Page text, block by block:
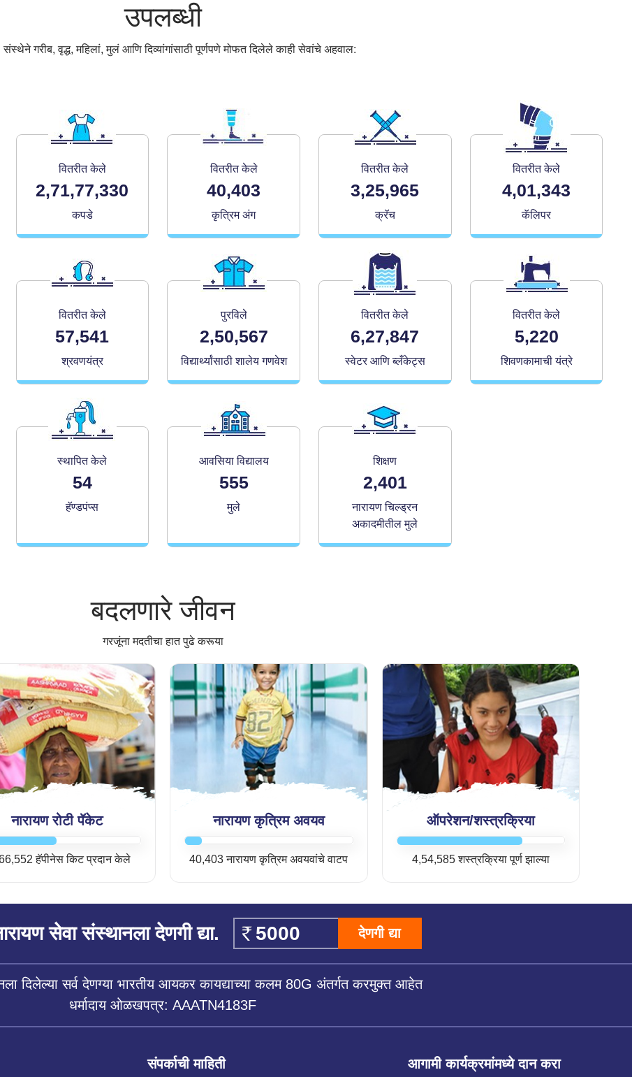
उपलब्धी
गरीब, वृद्ध, महिलां, मुलं आणि दिव्यांगांसाठी पूर्णपणे मोफत दिलेले काही सेवांचे अहवाल:
वितरीत केले
2,71,77,330
कपडे
वितरीत केले
40,403
कृत्रिम अंग
वितरीत केले
3,25,965
क्रॅच
वितरीत केले
4,01,343
कॅलिपर
वितरीत केले
57,541
श्रवणयंत्र
पुरविले
2,50,567
विद्यार्थ्यांसाठी शालेय गणवेश
वितरीत केले
6,27,847
स्वेटर आणि ब्लँकेट्स
वितरीत केले
5,220
शिवणकामाची यंत्रे
स्थापित केले
54
हॅण्डपंप्स
आवसिया विद्यालय
555
मुले
शिक्षण
2,401
नारायण चिल्ड्रन
अकादमीतील मुले
बदलणारे जीवन
गरजूंना मदतीचा हात पुढे करूया
नारायण रोटी पॅकेट
हॅपीनेस किट प्रदान केले
नारायण कृत्रिम अवयव
40,403 नारायण कृत्रिम अवयवांचे वाटप
ऑपरेशन/शस्त्रक्रिया
4,54,585 शस्त्रक्रिया पूर्ण झाल्या
सेवा संस्थानला देणगी द्या. देणगी द्या
दिलेल्या सर्व देणग्या भारतीय आयकर कायद्याच्या कलम 80G अंतर्गत करमुक्त आहेत
धर्मादाय ओळखपत्र: AAATN4183F
संपर्काची माहिती आगामी कार्यक्रमांमध्ये दान करा